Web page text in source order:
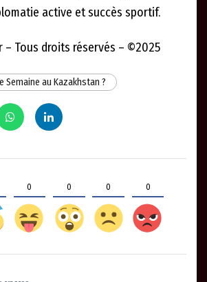
active et succès sportif.
– Tous droits réservés – ©2025
Semaine au Kazakhstan ?
0 0 0 0